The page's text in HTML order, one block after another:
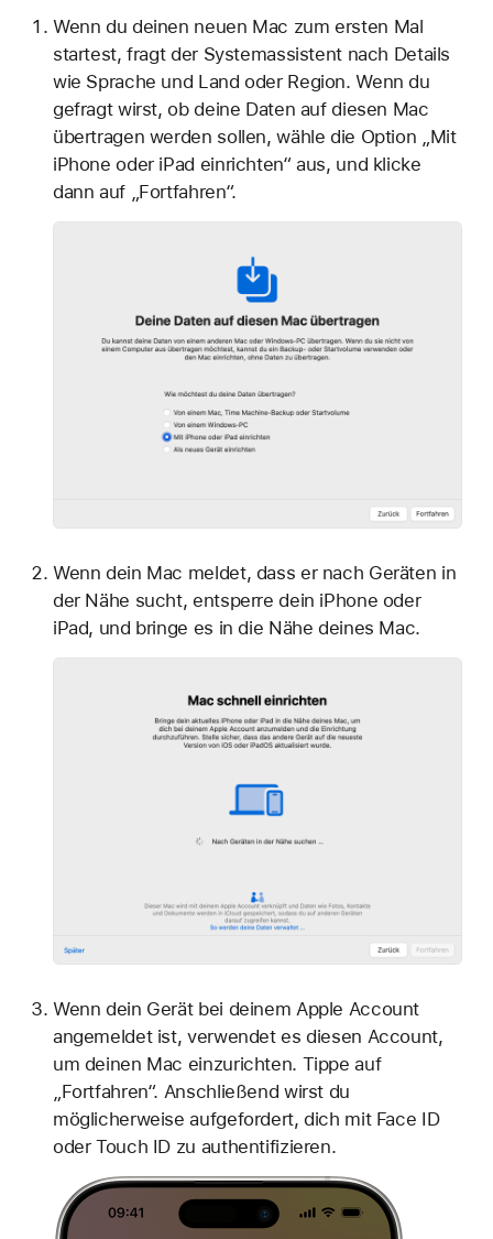
Wenn du deinen neuen Mac zum ersten Mal
startest, fragt der Systemassistent nach Details
wie Sprache und Land oder Region. Wenn du
gefragt wirst, ob deine Daten auf diesen Mac
übertragen werden sollen, wähle die Option „Mit
iPhone oder iPad einrichten“ aus, und klicke
dann auf „Fortfahren“.
Wenn dein Mac meldet, dass er nach Geräten in
der Nähe sucht, entsperre dein iPhone oder
iPad, und bringe es in die Nähe deines Mac.
Wenn dein Gerät bei deinem Apple Account
angemeldet ist, verwendet es diesen Account,
um deinen Mac einzurichten. Tippe auf
„Fortfahren“. Anschließend wirst du
möglicherweise aufgefordert, dich mit Face ID
oder Touch ID zu authentifizieren.